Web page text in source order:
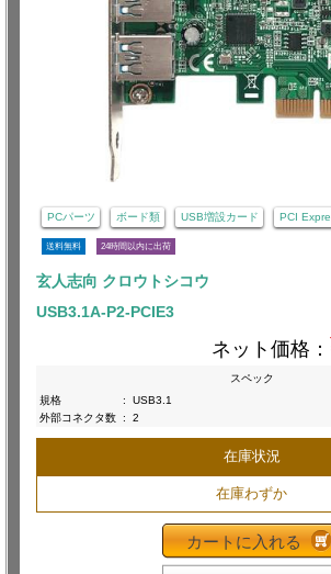
PCパーツ ボード類 USB増設カード PCI
送料無料 24時間以内に出荷
玄人志向 クロウトシコウ
USB3.1A-P2-PCIE3
ネット価格：
スペック
規格
:
USB3.1
外部コネクタ数 : 2
在庫状況
在庫わずか
カートに入れる